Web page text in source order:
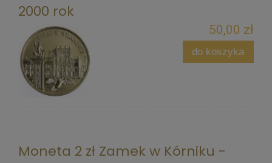
2000 rok
50,00 zł
do koszyka
Moneta 2 zł Zamek w Kórniku -